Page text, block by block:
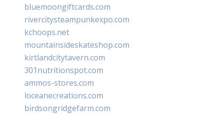
bluemoongiftcards.com
rivercitysteampunkexpo.com
kchoops.net
mountainsideskateshop.com
kirtlandcitytavern.com
301nutritionspot.com
ammos-stores.com
loceanecreations.com
birdsongridgefarm.com